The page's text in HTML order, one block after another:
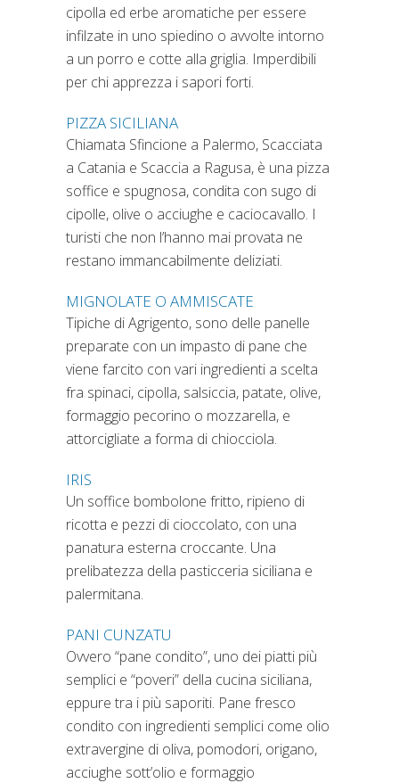
cipolla ed erbe aromatiche per essere
infilzate in uno spiedino o avvolte intorno
a un porro e cotte alla griglia. Imperdibili
per chi apprezza i sapori forti.
PIZZA SICILIANA
Chiamata Sfincione a Palermo, Scacciata
a Catania e Scaccia a Ragusa, è una pizza
soffice e spugnosa, condita con sugo di
cipolle, olive o acciughe e caciocavallo. I
turisti che non l’hanno mai provata ne
restano immancabilmente deliziati.
MIGNOLATE O AMMISCATE
Tipiche di Agrigento, sono delle panelle
preparate con un impasto di pane che
viene farcito con vari ingredienti a scelta
fra spinaci, cipolla, salsiccia, patate, olive,
formaggio pecorino o mozzarella, e
attorcigliate a forma di chiocciola.
IRIS
Un soffice bombolone fritto, ripieno di
ricotta e pezzi di cioccolato, con una
panatura esterna croccante. Una
prelibatezza della pasticceria siciliana e
palermitana.
PANI CUNZATU
Ovvero “pane condito”, uno dei piatti più
semplici e “poveri” della cucina siciliana,
eppure tra i più saporiti. Pane fresco
condito con ingredienti semplici come olio
extravergine di oliva, pomodori, origano,
acciughe sott’olio e formaggio